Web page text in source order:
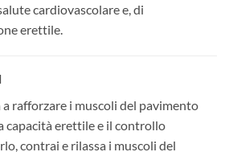
cardiovascolare e, di
erettile.
rafforzare i muscoli del pavimento
capacità erettile e il controllo
contrai e rilassa i muscoli del